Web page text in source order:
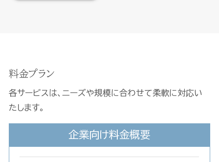
料金プラン
各サービスは、ニーズや規模に合わせて柔軟に対応い
たします。
企業向け料金概要